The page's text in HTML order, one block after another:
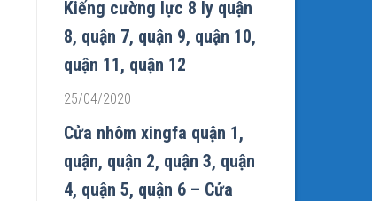
Kiếng cường lực 8 ly quận
8, quận 7, quận 9, quận 10,
quận 11, quận 12
25/04/2020
Cửa nhôm xingfa quận 1,
quận, quận 2, quận 3, quận
4, quận 5, quận 6 – Cửa